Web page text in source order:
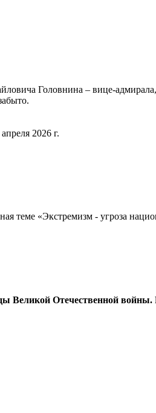
Головнина – вице-
2026 г.
теме «Экстремизм - угроза
Великой Отечественной